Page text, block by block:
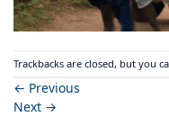
Trackbacks are closed, but you
← Previous
Next →